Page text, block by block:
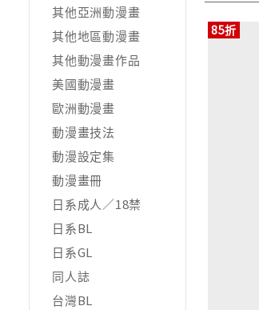
其他亞洲動漫畫
其他地區動漫畫
其他動漫畫作品
美國動漫畫
歐洲動漫畫
動漫畫技法
動漫設定集
動漫畫冊
日系成人／18禁
日系BL
日系GL
同人誌
台灣BL
85折